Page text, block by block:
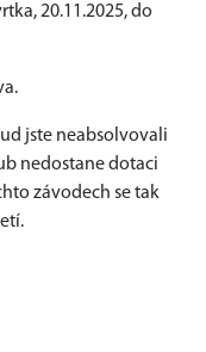
20.11.2025, do
jste neabsolvovali
nedostane dotaci
závodech se tak